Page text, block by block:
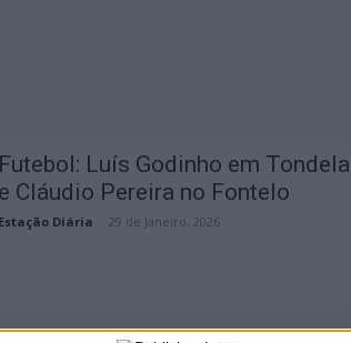
Futebol: Luís Godinho em Tondela
e Cláudio Pereira no Fontelo
Estação Diária 29 de Janeiro, 2026